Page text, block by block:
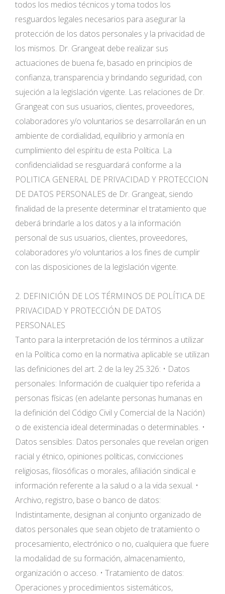
todos los medios técnicos y toma todos los
resguardos legales necesarios para asegurar la
protección de los datos personales y la privacidad de
los mismos. Dr. Grangeat debe realizar sus
actuaciones de buena fe, basado en principios de
confianza, transparencia y brindando seguridad, con
sujeción a la legislación vigente. Las relaciones de Dr.
Grangeat con sus usuarios, clientes, proveedores,
colaboradores y/o voluntarios se desarrollarán en un
ambiente de cordialidad, equilibrio y armonía en
cumplimiento del espíritu de esta Política. La
confidencialidad se resguardará conforme a la
POLITICA GENERAL DE PRIVACIDAD Y PROTECCION
DE DATOS PERSONALES de Dr. Grangeat, siendo
finalidad de la presente determinar el tratamiento que
deberá brindarle a los datos y a la información
personal de sus usuarios, clientes, proveedores,
colaboradores y/o voluntarios a los fines de cumplir
con las disposiciones de la legislación vigente.
2. DEFINICIÓN DE LOS TÉRMINOS DE POLÍTICA DE
PRIVACIDAD Y PROTECCIÓN DE DATOS
PERSONALES
Tanto para la interpretación de los términos a utilizar
en la Política como en la normativa aplicable se utilizan
las definiciones del art. 2 de la ley 25.326: • Datos
personales: Información de cualquier tipo referida a
personas físicas (en adelante personas humanas en
la definición del Código Civil y Comercial de la Nación)
o de existencia ideal determinadas o determinables. •
Datos sensibles: Datos personales que revelan origen
racial y étnico, opiniones políticas, convicciones
religiosas, filosóficas o morales, afiliación sindical e
información referente a la salud o a la vida sexual. •
Archivo, registro, base o banco de datos:
Indistintamente, designan al conjunto organizado de
datos personales que sean objeto de tratamiento o
procesamiento, electrónico o no, cualquiera que fuere
la modalidad de su formación, almacenamiento,
organización o acceso. • Tratamiento de datos:
Operaciones y procedimientos sistemáticos,